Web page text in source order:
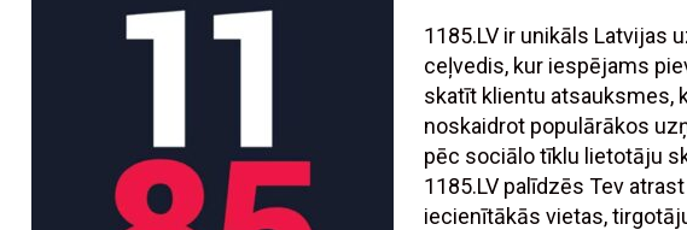
1185.LV ir unikāls Latvijas
ceļvedis, kur iespējams
skatīt klientu atsauksmes,
noskaidrot populārākos
pēc sociālo tīklu lietotāju
1185.LV palīdzēs Tev
iecienītākās vietas,